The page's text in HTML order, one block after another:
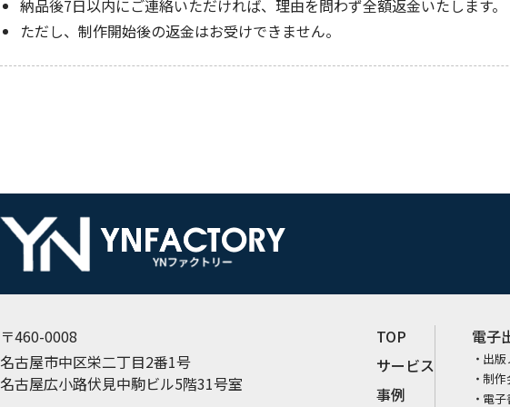
納品後7日以内にご連絡いただければ、理由を問わず全額返金いたします。
ただし、制作開始後の返金はお受けできません。
〒460-0008
名古屋市中区栄二丁目2番1号
名古屋広小路伏見中駒ビル5階31号室
TOP
サービス
事例
電子
出版
制作
電